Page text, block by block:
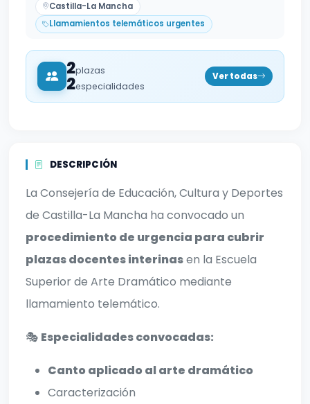
Castilla-La Mancha
Llamamientos telemáticos urgentes
2plazas
2especialidades
Ver todas
DESCRIPCIÓN
La Consejería de Educación, Cultura y Deportes
de Castilla-La Mancha ha convocado un
procedimiento de urgencia para cubrir
plazas docentes interinasen la Escuela
Superior de Arte Dramático mediante
llamamiento telemático.
🎭 Especialidades convocadas:
Canto aplicado al arte dramático
Caracterización